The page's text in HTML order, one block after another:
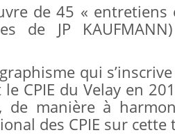
de 45 « entretiens
de JP
qui
le CPIE du Velay en
de manière à
des CPIE sur